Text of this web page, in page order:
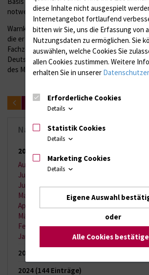
notwendigen Hygienemaßnahmen in die
Warnkes Forschungsarbeit ging aus der
die er 2015 erhalten hatte. Die Ergebnisse
Fachzeitschrift Scientific Reports
Deutschen Gesellschaft für Hygiene und
des Monats Juli 2016 gewählt.
zurück
Nachrichten-Archiv
2026
August 2026 (2 Einträge)
Juli 2026
Juni 2026(13 Einträge)
Mai 2026
(9 Einträge)
April 2026(11 Einträge)
März 2026
Februar 2026(6 Einträge)
Januar 2026
(6 Einträge)
2025
2024 (144 Einträge)
diese Inhalte nicht ausgespielt
Internetangebot fortlaufend
bitten wir Sie, uns die Erfassung von
Nutzungsdaten zu ermöglichen. Sie
auswählen, welche Cookies Sie
allen Cookies zustimmen. Weitere
erhalten Sie in unserer
Erforderliche Cookies
Details
Statistik Cookies
Details
Marketing Cookies
Details
Eigene Auswahl
oder
Alle Cookies